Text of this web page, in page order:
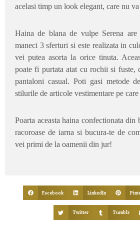
acelasi timp un look elegant, care nu
Haina de blana de vulpe Serena are
maneci 3 sferturi si este realizata in
vei putea asorta la orice tinuta.
poate fi purtata atat cu rochii si fuste,
pantaloni casual. Poti gasi metode
stilurile de articole vestimentare pe
Poarta aceasta haina confectionata din
racoroase de iarna si bucura-te de
vei primi de la oamenii din jur!
Facebook LinkedIn
Twitter Tumblr